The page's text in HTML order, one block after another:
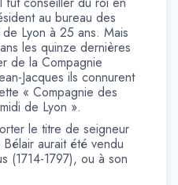
au bureau des
Lyon à 25 ans. Mais
les quinze dernières
de la Compagnie
Jacques ils connurent
« Compagnie des
de Lyon ».
le titre de seigneur
aurait été vendu
(1714-1797), ou à son